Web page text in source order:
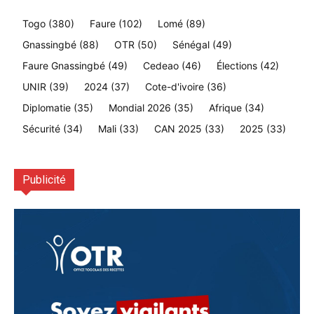
Togo (380) Faure (102) Lomé (89)
Gnassingbé (88) OTR (50) Sénégal (49)
Faure Gnassingbé (49) Cedeao (46) Élections (42)
UNIR (39) 2024 (37) Cote-d'ivoire (36)
Diplomatie (35) Mondial 2026 (35) Afrique (34)
Sécurité (34) Mali (33) CAN 2025 (33) 2025 (33)
Publicité